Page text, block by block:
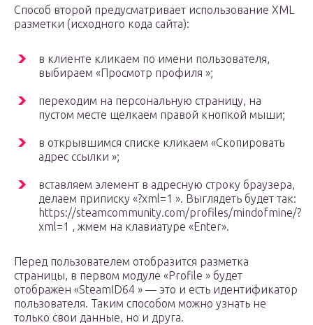
Способ второй предусматривает использование XML
разметки (исходного кода сайта):
в клиенте кликаем по имени пользователя,
выбираем «Просмотр профиля »;
переходим на персональную страницу, на
пустом месте щелкаем правой кнопкой мыши;
в открывшимся списке кликаем «Скопировать
адрес ссылки »;
вставляем элемент в адресную строку браузера,
делаем приписку «?xml=1 ». Выглядеть будет так:
https://steamcommunity.com/profiles/mindofmine/?
xml=1 , жмем на клавиатуре «Enter».
Перед пользователем отобразится разметка
страницы, в первом модуле «Profile » будет
отображен «SteamID64 » — это и есть идентификатор
пользователя. Таким способом можно узнать не
только свои данные, но и друга.